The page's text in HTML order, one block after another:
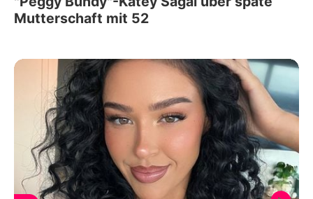
Mutterschaft mit 52